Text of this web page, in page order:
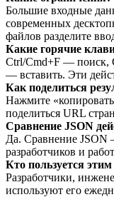
Большие входные
современных
файлов разделите
Какие горячие
Ctrl/Cmd+F — поиск,
— вставить. Эти
Как поделиться
Нажмите
поделиться URL
Сравнение JSON
Да. Сравнение JSON
разработчиков и
Кто пользуется
Разработчики,
используют его